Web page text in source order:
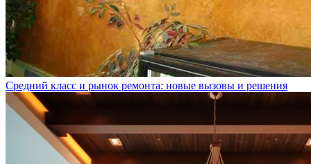
Средний класс и рынок ремонта: новые вызовы и решения